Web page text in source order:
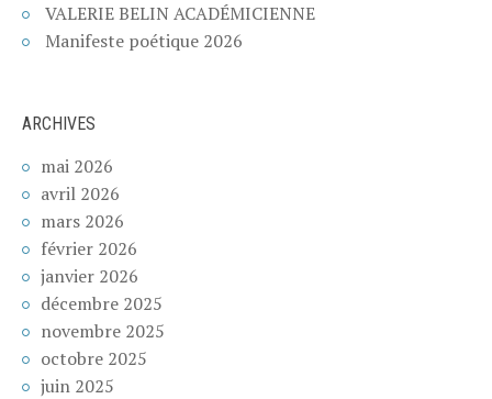
VALERIE BELIN ACADÉMICIENNE
Manifeste poétique 2026
ARCHIVES
mai 2026
avril 2026
mars 2026
février 2026
janvier 2026
décembre 2025
novembre 2025
octobre 2025
juin 2025